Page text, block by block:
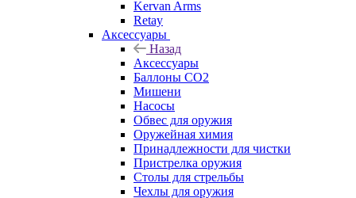
Kervan Arms
Retay
Аксессуары
Назад
Аксессуары
Баллоны СО2
Мишени
Насосы
Обвес для оружия
Оружейная химия
Принадлежности для чистки
Пристрелка оружия
Столы для стрельбы
Чехлы для оружия